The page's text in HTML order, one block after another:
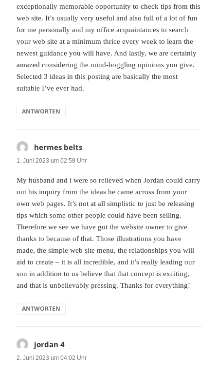
exceptionally memorable opportunity to check tips from this
web site. It’s usually very useful and also full of a lot of fun
for me personally and my office acquaintances to search
your web site at a minimum thrice every week to learn the
newest guidance you will have. And lastly, we are certainly
amazed considering the mind-boggling opinions you give.
Selected 3 ideas in this posting are basically the most
suitable I’ve ever had.
ANTWORTEN
hermes belts
1. Juni 2023 um 02:58 Uhr
My husband and i were so relieved when Jordan could carry
out his inquiry from the ideas he came across from your
own web pages. It’s not at all simplistic to just be releasing
tips which some other people could have been selling.
Therefore we see we have got the website owner to give
thanks to because of that. Those illustrations you have
made, the simple web site menu, the relationships you will
aid to create – it is all incredible, and it’s really leading our
son in addition to us believe that that concept is exciting,
and that is unbelievably pressing. Thanks for everything!
ANTWORTEN
jordan 4
2. Juni 2023 um 04:02 Uhr